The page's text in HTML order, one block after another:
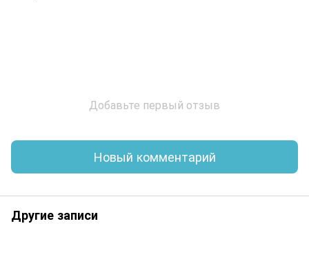
Добавьте первый отзыв
Новый комментарий
Другие записи